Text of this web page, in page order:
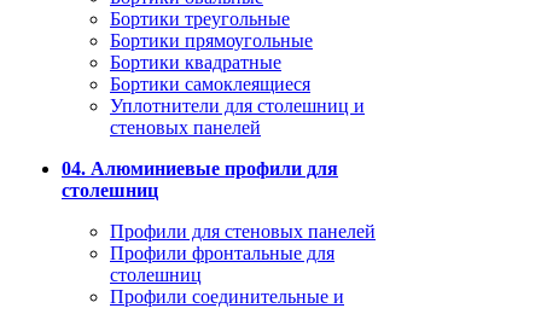
Бортики треугольные
Бортики прямоугольные
Бортики квадратные
Бортики самоклеящиеся
Уплотнители для столешниц и
стеновых панелей
04. Алюминиевые профили для
столешниц
Профили для стеновых панелей
Профили фронтальные для
столешниц
Профили соединительные и